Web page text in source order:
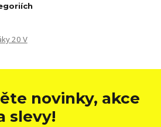
20 V
novinky, akce
slevy!